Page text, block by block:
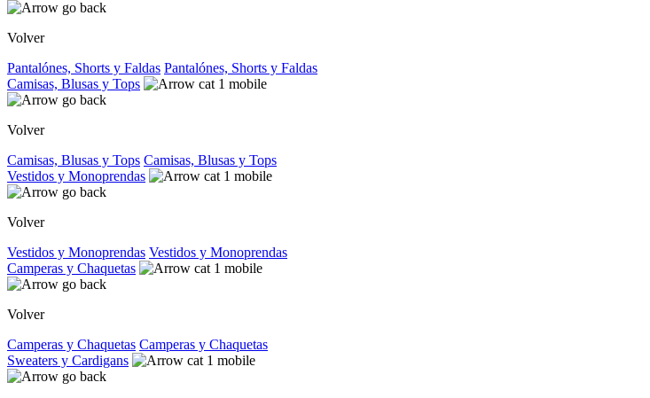
Volver
Pantalónes, Shorts y Faldas Pantalónes, Shorts y Faldas
Camisas, Blusas y Tops
Volver
Camisas, Blusas y Tops Camisas, Blusas y Tops
Vestidos y Monoprendas
Volver
Vestidos y Monoprendas Vestidos y Monoprendas
Camperas y Chaquetas
Volver
Camperas y Chaquetas Camperas y Chaquetas
Sweaters y Cardigans